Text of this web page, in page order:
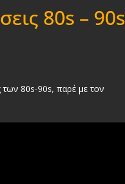
80s – 90s
των 80s-90s, παρέ με τον